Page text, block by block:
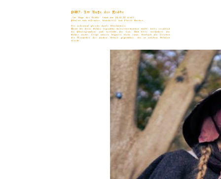
PW7: Im Auge der Krähe
„Im Auge der Krähe“ fand am 22.10.22 statt.
Photos von mFraser, bearbeitet von Floris Gerber.
Der jedesmal gleiche doofe Disclaimer:
Wenn ihr diese Bilder irgendwo weiterverwenden wollt, bitte credited
die Photographen, und verlinkt die Con. Und bitte verändert die
Bilder nicht. Cropt unsere Signets nicht raus. Einfach als Zeichen
des Respekts der dicken Arbeit gegenüber, die in solchen Bildern
steckt.